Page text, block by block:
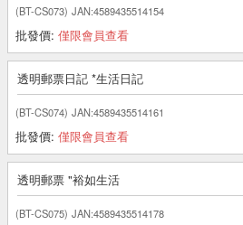
(BT-CS073) JAN:4589435514154
批發價: 僅限會員查看
透明郵票日記 *生活日記
(BT-CS074) JAN:4589435514161
批發價: 僅限會員查看
透明郵票 "裕如生活
(BT-CS075) JAN:4589435514178